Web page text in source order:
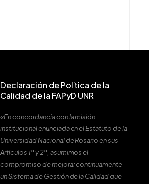
Declaración de Política de la
Calidad de la FAPyD UNR
«En concordancia con la misión
institucional enunciada en el Estatuto de la
Universidad Nacional de Rosario en sus
Artículos 1º y 2º, asumimos el
compromiso de mejorar continuamente
un Sistema de Gestión de la Calidad que